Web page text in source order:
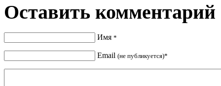
Оставить комментарий
Имя *
Email (не публикуется)*